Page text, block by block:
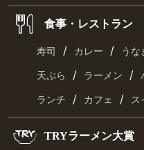
食事・レストラン
寿司 / カレー / うな
天ぷら / ラーメン /
ランチ / カフェ / ス
TRYラーメン大賞